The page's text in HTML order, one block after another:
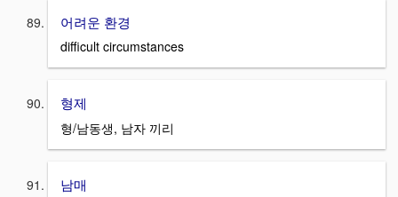
어려운 환경
difficult circumstances
형제
형/남동생, 남자 끼리
남매